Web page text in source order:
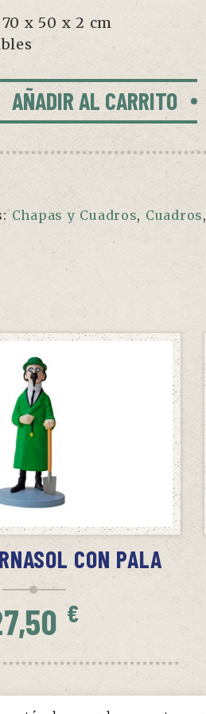
x 50 x 2 cm
AÑADIR AL CARRITO
Chapas y Cuadros, Cuadros,
SIN STOCK
HAYA STOCK
CON PALA
€